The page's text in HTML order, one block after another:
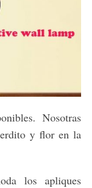
Nosotras
y flor en la
los apliques